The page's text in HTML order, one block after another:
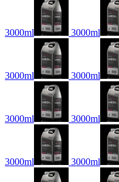
3000ml 3000ml
3000ml 3000ml
3000ml 3000ml
3000ml 3000ml